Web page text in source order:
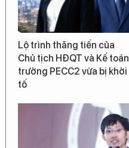
Lộ trình thăng tiến của
Chủ tịch HĐQT và Kế toán
trưởng PECC2 vừa bị khởi
tố